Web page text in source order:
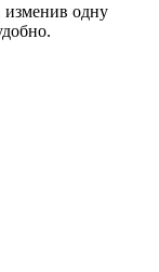
изменив одну